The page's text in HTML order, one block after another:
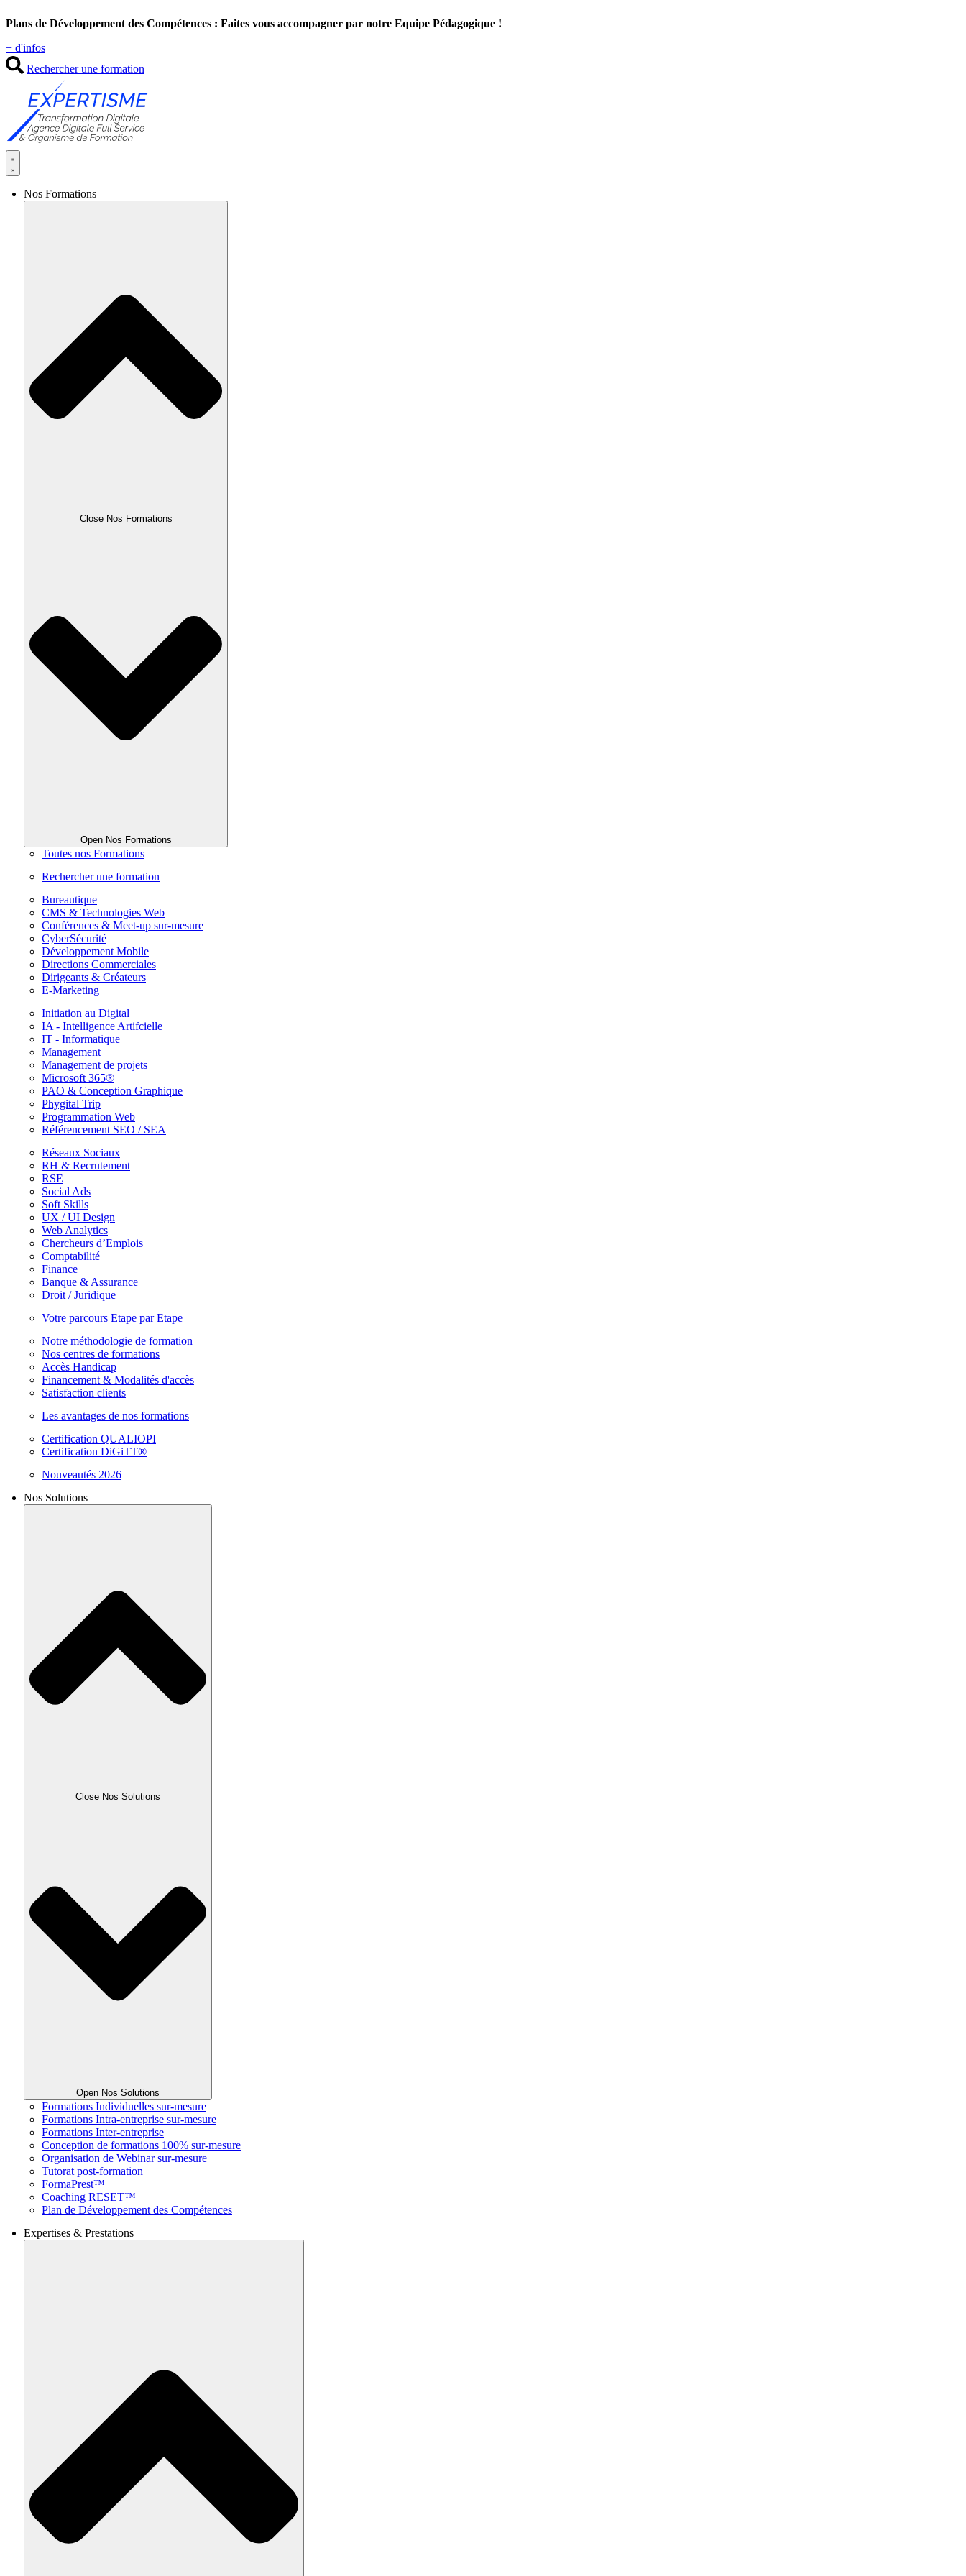
au
Plans de Développement des Compétences : Faites vous accompagner par notre Equipe Pédagogique !
+ d'infos
Rechercher une formation
Nos Formations
Close Nos Formations
Open Nos Formations
Toutes nos Formations
Rechercher une formation
Bureautique
CMS & Technologies Web
Conférences & Meet-up sur-mesure
CyberSécurité
Développement Mobile
Directions Commerciales
Dirigeants & Créateurs
E-Marketing
Initiation au Digital
IA - Intelligence Artifcielle
IT - Informatique
Management
Management de projets
Microsoft 365®
PAO & Conception Graphique
Phygital Trip
Programmation Web
Référencement SEO / SEA
Réseaux Sociaux
RH & Recrutement
RSE
Social Ads
Soft Skills
UX / UI Design
Web Analytics
Chercheurs d’Emplois
Comptabilité
Finance
Banque & Assurance
Droit / Juridique
Votre parcours Etape par Etape
Notre méthodologie de formation
Nos centres de formations
Accès Handicap
Financement & Modalités d'accès
Satisfaction clients
Les avantages de nos formations
Certification QUALIOPI
Certification DiGiTT®
Nouveautés 2026
Nos Solutions
Close Nos Solutions
Open Nos Solutions
Formations Individuelles sur-mesure
Formations Intra-entreprise sur-mesure
Formations Inter-entreprise
Conception de formations 100% sur-mesure
Organisation de Webinar sur-mesure
Tutorat post-formation
FormaPrest™
Coaching RESET™
Plan de Développement des Compétences
Expertises & Prestations